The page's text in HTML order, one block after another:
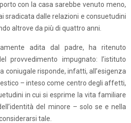
con la casa sarebbe venuto meno,
sradicata dalle relazioni e consuetudini
altrove da più di quattro anni.
adita dal padre, ha ritenuto
provvedimento impugnato: l’istituto
coniugale risponde, infatti, all’esigenza
– inteso come centro degli affetti,
in cui si esprime la vita familiare
del minore – solo se e nella
tale.